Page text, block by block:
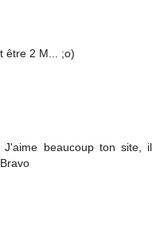
être 2 M... ;o)
J'aime beaucoup ton site, il